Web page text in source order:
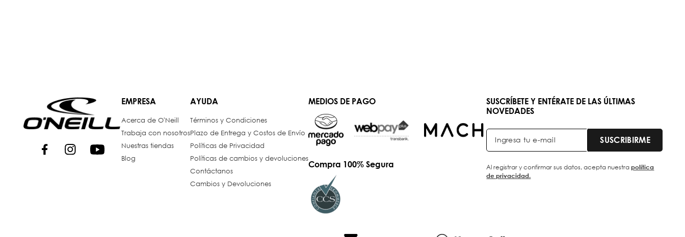
EMPRESA
Acerca de O'Neill
Trabaja con nosotros
Nuestras tiendas
Blog
AYUDA
Términos y Condiciones
Plazo de Entrega y Costos de Envío
Políticas de Privacidad
Políticas de cambios y devoluciones
Contáctanos
Cambios y Devoluciones
MEDIOS DE PAGO
Compra 100% Segura
SUSCRÍBETE Y ENTÉRATE DE LAS ÚLTIMAS
NOVEDADES
SUSCRIBIRME
Al registrar y confirmar sus datos, acepta nuestrapolítica
de privacidad.